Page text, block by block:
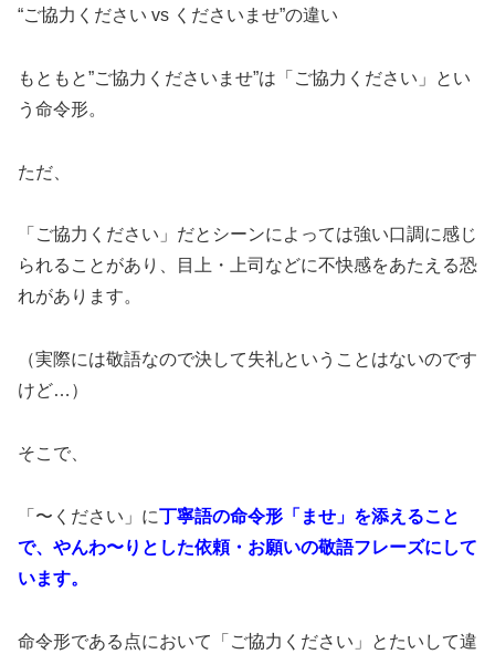
“ご協力ください vs くださいませ”の違い
もともと”ご協力くださいませ”は「ご協力ください」とい
う命令形。
ただ、
「ご協力ください」だとシーンによっては強い口調に感じ
られることがあり、目上・上司などに不快感をあたえる恐
れがあります。
（実際には敬語なので決して失礼ということはないのです
けど…）
そこで、
「〜ください」に丁寧語の命令形「ませ」を添えること
で、やんわ〜りとした依頼・お願いの敬語フレーズにして
います。
命令形である点において「ご協力ください」とたいして違